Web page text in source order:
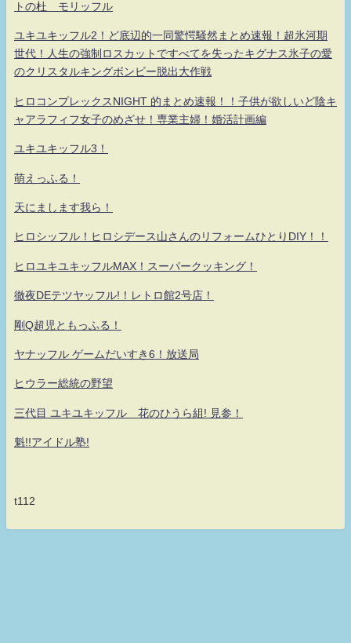
トの杜 モリッフル
ユキユキッフル2！ど底辺的一同驚愕騒然まとめ速報！超氷河期
世代！人生の強制ロスカットですべてを失ったキグナス氷子の愛
のクリスタルキングボンビー脱出大作戦
ヒロコンプレックスNIGHT 的まとめ速報！！子供が欲しいど陰キ
ャアラフィフ女子のめざせ！専業主婦！婚活計画編
ユキユキッフル3！
萌えっふる！
天にまします我ら！
ヒロシッフル！ヒロシデース山さんのリフォームひとりDIY！！
ヒロユキユキッフルMAX！スーパークッキング！
徹夜DEテツヤッフル!！レトロ館2号店！
剛Q超児ともっふる！
ヤナッフル ゲームだいすき6！放送局
ヒウラー総統の野望
三代目 ユキユキッフル 花のひうら組! 見参！
魁!!アイドル塾!
t112